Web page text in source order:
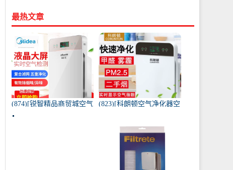
最热文章
(874)[锐智精品商贸城空气
净化器]小米品质车载空气
(823)[科朗顿空气净化器空
雾月销量9件仅售168元